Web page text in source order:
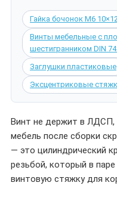
Гайка бочонок М6
Винты мебельные с
шестигранником DIN
Заглушки пластиковые
Эксцентриковые
Винт не держит в ЛДСП,
мебель после сборки
— это цилиндрический
резьбой, который в
винтовую стяжку для